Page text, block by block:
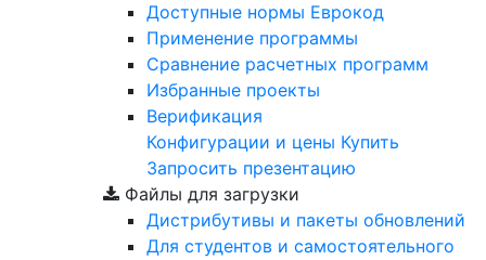
Доступные нормы Еврокод
Применение программы
Сравнение расчетных программ
Избранные проекты
Верификация
Конфигурации и цены Купить
Запросить презентацию
Файлы для загрузки
Дистрибутивы и пакеты обновлений
Для студентов и самостоятельного